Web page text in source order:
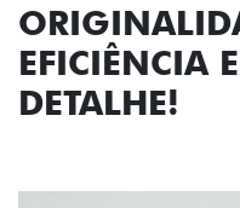
EFICIÊNCIA
DETALHE!